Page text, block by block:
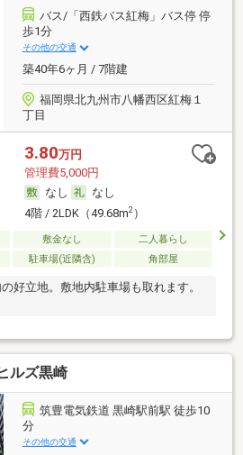
バス/「西鉄バス紅梅」バス停 停
歩1分
その他の交通
築40年6ヶ月 / 7階建
福岡県北九州市八幡西区紅梅１
丁目
3.80万円
管理費5,000円
なし
なし
4階 / 2LDK（49.68m2）
敷金なし
二人暮らし
駐車場(近隣含) 角部屋
好立地。敷地内駐車場も取れます。
ルズ黒崎
筑豊電気鉄道 黒崎駅前駅 徒歩10
分
その他の交通